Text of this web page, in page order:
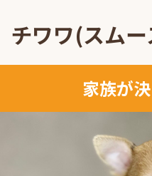
チワワ(スム
家族が